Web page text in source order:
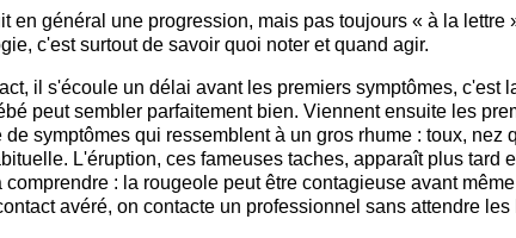
en général une progression, mais pas toujours « à la
c'est surtout de savoir quoi noter et quand agir.
il s'écoule un délai avant les premiers symptômes, c'est
peut sembler parfaitement bien. Viennent ensuite les
de symptômes qui ressemblent à un gros rhume : toux,
L'éruption, ces fameuses taches, apparaît plus tard
comprendre : la rougeole peut être contagieuse avant
avéré, on contacte un professionnel sans attendre les